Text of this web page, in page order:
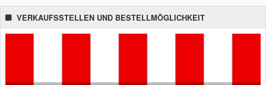
VERKAUFSSTELLEN UND BESTELLMÖGLICHKEIT